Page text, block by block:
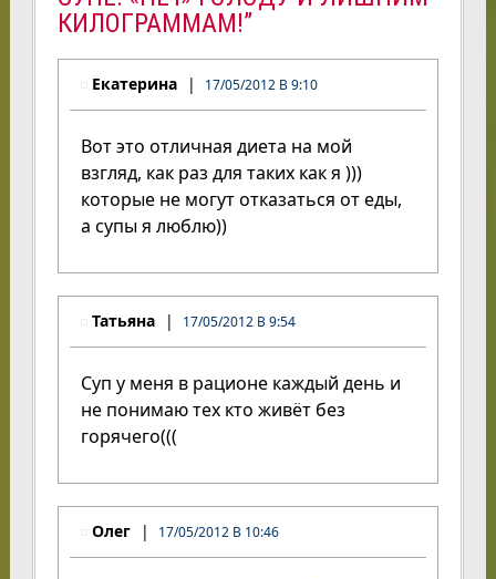
КИЛОГРАММАМ!”
Екатерина 17/05/2012 В 9:10
Вот это отличная диета на мой
взгляд, как раз для таких как я )))
которые не могут отказаться от еды,
а супы я люблю))
Татьяна 17/05/2012 В 9:54
Суп у меня в рационе каждый день и
не понимаю тех кто живёт без
горячего(((
Олег 17/05/2012 В 10:46